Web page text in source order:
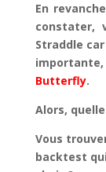
En
constater,
Straddle
importante,
Butterfly.
Alors,
Vous
backtest